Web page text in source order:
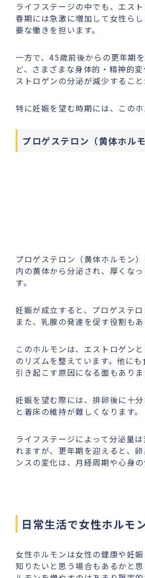
ライフステージの中でも、エス
春期には急激に増加して女性ら
要な働きを担います。
一方で、45歳前後からの更年期
ど、さまざまな身体的・精神的
ストロゲンの分泌が減少すること
特に妊娠を望む時期には、この
プロゲステロン（黄体ホル
プロゲステロン（黄体ホルモン
内の黄体から分泌され、厚くな
す。
妊娠が成立すると、プロゲステ
また、乳腺の発達を促す役割も
このホルモンは、エストロゲン
のリズムを整えています。他に
引き起こす原因になる面もありま
妊娠を望む際には、排卵後に十
と着床の維持が難しくなります。
ライフステージによって分泌量
れますが、更年期を迎えると、
ンスの変化は、月経周期や心身
日常生活で女性ホルモ
女性ホルモンは女性の健康や妊
知りたいと思う場合もあるかと